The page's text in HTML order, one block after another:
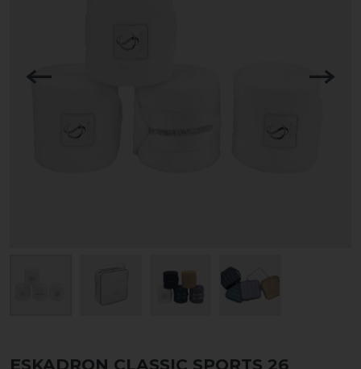
ESKADRON CLASSIC SPORTS 26